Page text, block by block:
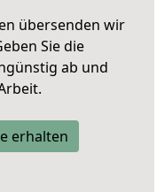
übersenden wir
Sie die
ab und
erhalten